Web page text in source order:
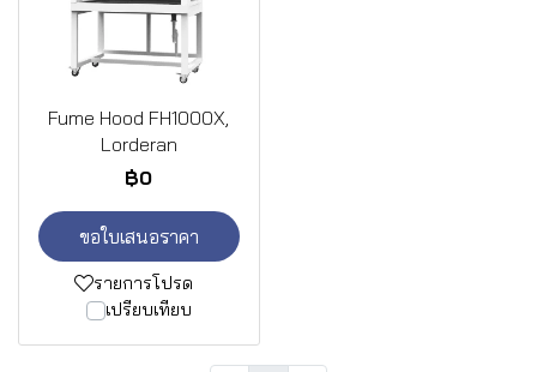
Fume Hood FH1000X,
Lorderan
฿0
ขอใบเสนอราคา
รายการโปรด
เปรียบเทียบ